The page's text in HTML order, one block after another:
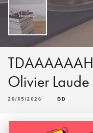
TDAAAAAAH
Olivier Laude
20/05/2026 BD